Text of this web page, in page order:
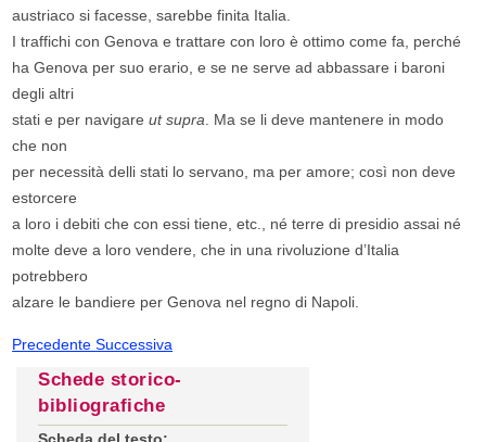
austriaco si facesse, sarebbe finita Italia.
I traffichi con Genova e trattare con loro è ottimo come fa, perché
ha Genova per suo erario, e se ne serve ad abbassare i baroni
degli altri
stati e per navigareut supra. Ma se li deve mantenere in modo
che non
per necessità delli stati lo servano, ma per amore; così non deve
estorcere
a loro i debiti che con essi tiene, etc., né terre di presidio assai né
molte deve a loro vendere, che in una rivoluzione d’Italia
potrebbero
alzare le bandiere per Genova nel regno di Napoli.
PrecedenteSuccessiva
Schede storico-
bibliografiche